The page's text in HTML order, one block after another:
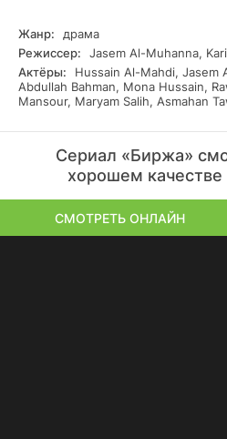
Жанр:
драма
Режиссер:
Jasem Al-Muhanna,
Актёры:
Hussain Al-Mahdi, Jasem
Abdullah Bahman, Mona Hussain,
Mansour, Maryam Salih, Asmahan
Сериал «Биржа»
хорошем качестве
СМОТРЕТЬ ОНЛАЙН